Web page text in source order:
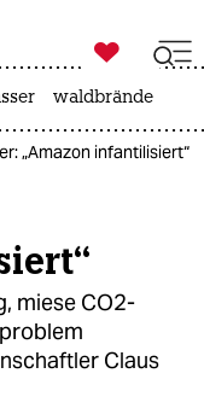

taz zahl ich
waldbrände
„Amazon infantilisiert“
miese CO2-
Claus